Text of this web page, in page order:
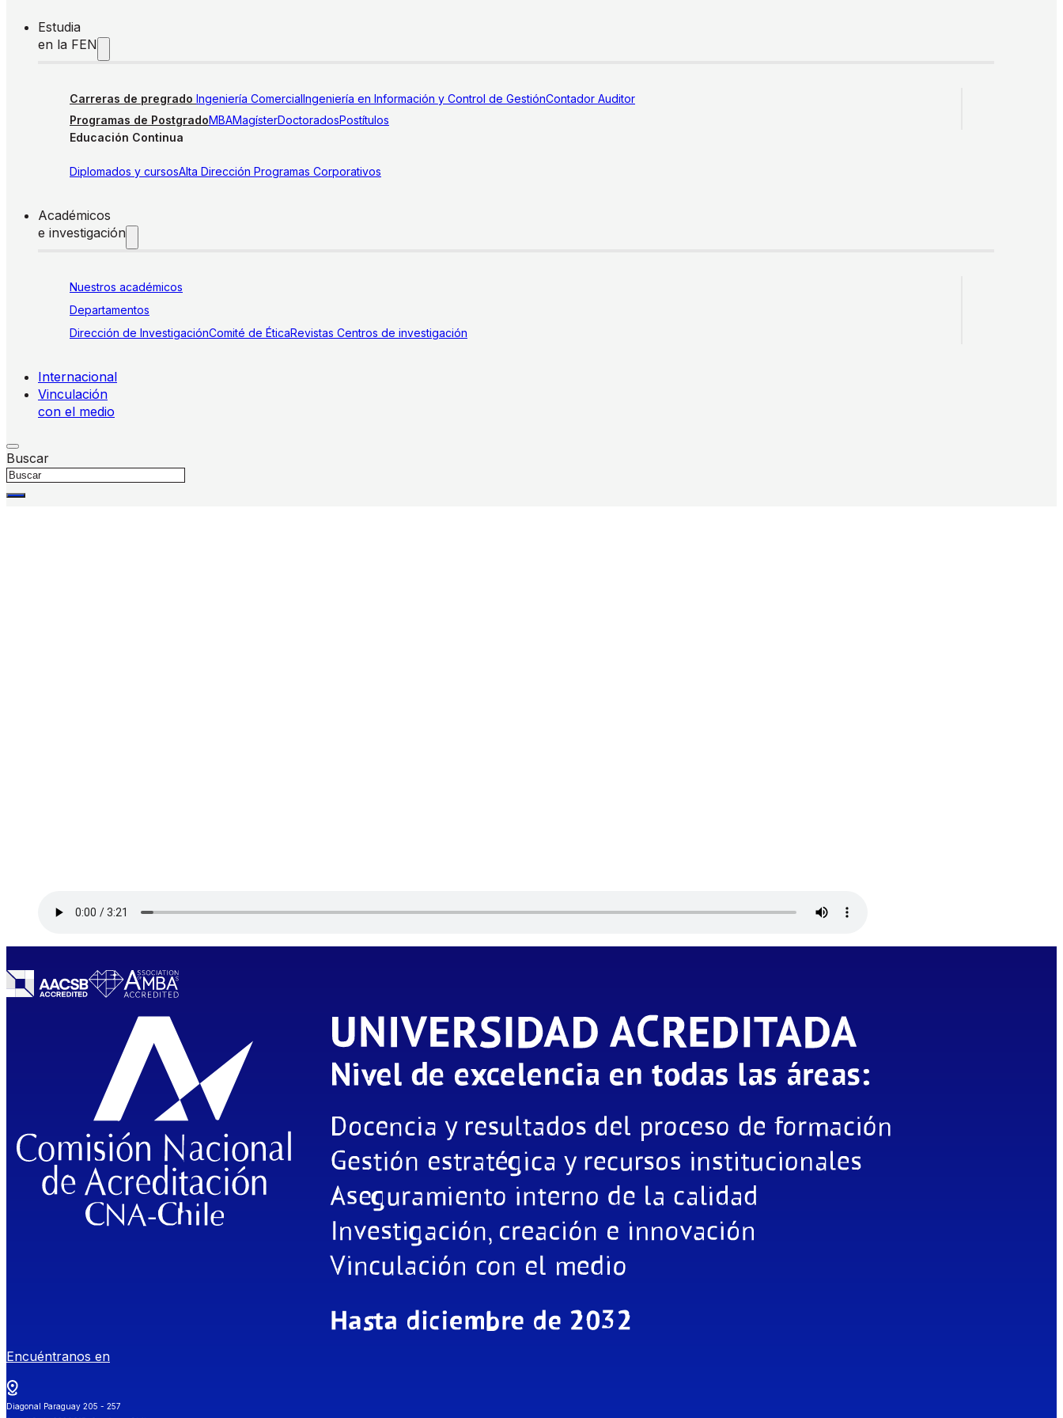
Estudia
en la FEN
Carreras de pregrado Ingeniería ComercialIngeniería en Información y Control de GestiónContador Auditor
Programas de PostgradoMBAMagísterDoctoradosPostítulos
Educación Continua
Diplomados y cursosAlta Dirección Programas Corporativos
Académicos
e investigación
Nuestros académicos
Departamentos
Dirección de InvestigaciónComité de ÉticaRevistas Centros de investigación
Internacional
Vinculación
con el medio
Buscar
Encuéntranos en
Diagonal Paraguay 205 - 257